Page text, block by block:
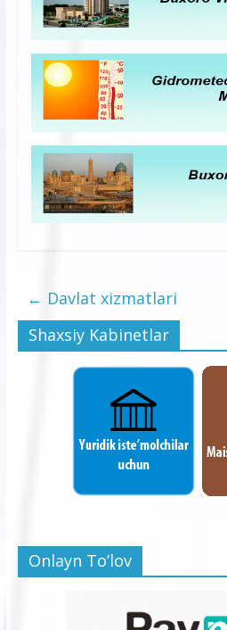
← Davlat xizmatlari
Shaxsiy Kabinetlar
Onlayn To’lov